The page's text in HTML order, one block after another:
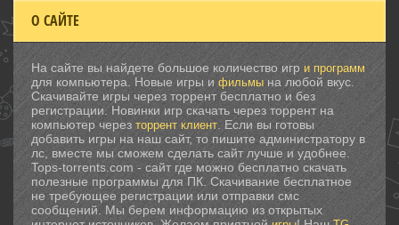
О САЙТЕ
На сайте вы найдете большое количество игр и программ
для компьютера. Новые игры и фильмы на любой вкус.
Скачивайте игры через торрент бесплатно и без
регистрации. Новинки игр скачать через торрент на
компьютер через торрент клиент . Если вы готовы
добавить игры на наш сайт, то пишите администратору в
лс, вместе мы сможем сделать сайт лучше и удобнее.
Tops-torrents.com - сайт где можно бесплатно скачать
полезные программы для ПК. Скачивание бесплатное
не требующее регистрации или отправки смс
сообщений. Мы берем информацию из открытых